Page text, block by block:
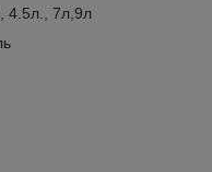
4.5л., 7л,9л